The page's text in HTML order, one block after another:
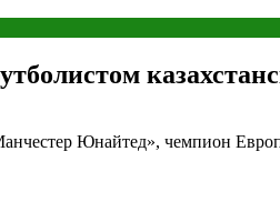
Юнайтед», чемпион